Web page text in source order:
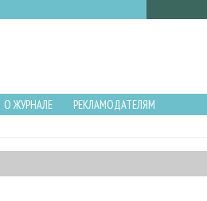
О ЖУРНАЛЕ
РЕКЛАМОДАТЕЛЯМ